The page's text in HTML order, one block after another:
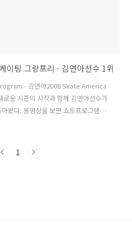
팅 그랑프리 - 김연아선수 1위
- 김연아2008 Skate America
운 시즌의 시작과 함께 김연아선수가
왔다. 동영상을 보면 쇼트프로그램에
의상(개인적으로 이번 쇼트의상이 멋
경기라 긴장이 많이 됐을텐데 약간의
1